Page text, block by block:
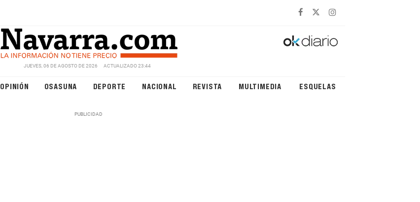
JUEVES, 06 DE AGOSTO DE 2026 ACTUALIZADO 23:44
OPINIÓN OSASUNA DEPORTE NACIONAL REVISTA MULTIMEDIA ESQUELAS